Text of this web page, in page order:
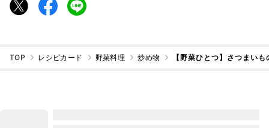
TOP レシピカード 野菜料理 炒め物 【野菜ひとつ】さつまい